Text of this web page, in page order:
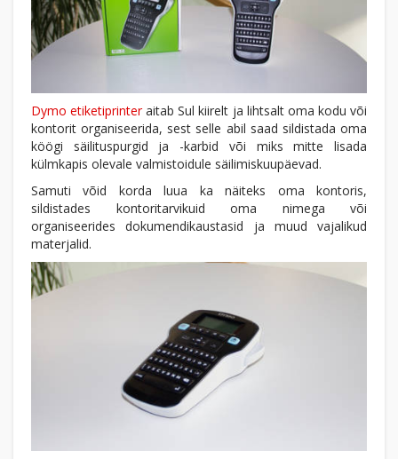
Dymo etiketiprinteraitab Sul kiirelt ja lihtsalt oma kodu või
kontorit organiseerida, sest selle abil saad sildistada oma
köögi säilituspurgid ja -karbid või miks mitte lisada
külmkapis olevale valmistoidule säilimiskuupäevad.
Samuti võid korda luua ka näiteks oma kontoris,
sildistades kontoritarvikuid oma nimega või
organiseerides dokumendikaustasid ja muud vajalikud
materjalid.